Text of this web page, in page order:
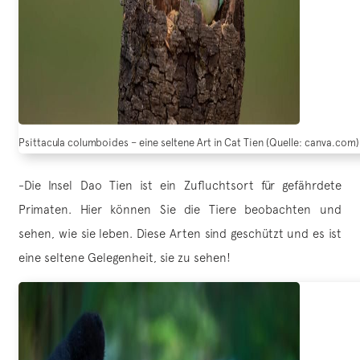
Psittacula columboides – eine seltene Art in Cat Tien (Quelle: canva.com)
-Die Insel Dao Tien ist ein Zufluchtsort für gefährdete
Primaten. Hier können Sie die Tiere beobachten und
sehen, wie sie leben. Diese Arten sind geschützt und es ist
eine seltene Gelegenheit, sie zu sehen!